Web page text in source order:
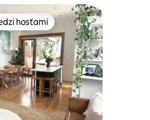
medzi hosťami
hosťami